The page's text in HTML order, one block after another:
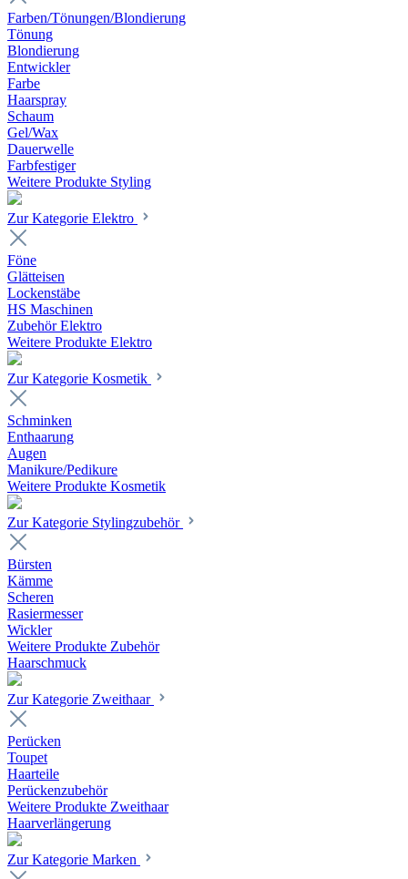
Farben/Tönungen/Blondierung
Tönung
Blondierung
Entwickler
Farbe
Haarspray
Schaum
Gel/Wax
Dauerwelle
Farbfestiger
Weitere Produkte Styling
Zur Kategorie Elektro
Föne
Glätteisen
Lockenstäbe
HS Maschinen
Zubehör Elektro
Weitere Produkte Elektro
Zur Kategorie Kosmetik
Schminken
Enthaarung
Augen
Manikure/Pedikure
Weitere Produkte Kosmetik
Zur Kategorie Stylingzubehör
Bürsten
Kämme
Scheren
Rasiermesser
Wickler
Weitere Produkte Zubehör
Haarschmuck
Zur Kategorie Zweithaar
Perücken
Toupet
Haarteile
Perückenzubehör
Weitere Produkte Zweithaar
Haarverlängerung
Zur Kategorie Marken